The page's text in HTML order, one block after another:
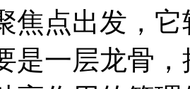
焦点出发，
是一层龙骨